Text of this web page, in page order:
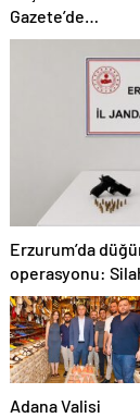
Gazete’de
yayımlandı: Yeni
Hava Kuvvetleri
Orgeneral Rafet
Erzurum’da
operasyonu:
cezalar kesildi
Adana Valisi